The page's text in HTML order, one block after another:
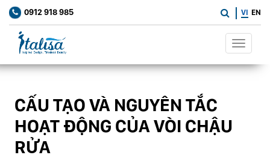
0912 918 985 VI EN
Toggle
CẤU TẠO VÀ NGUYÊN TẮC
HOẠT ĐỘNG CỦA VÒI CHẬU
RỬA